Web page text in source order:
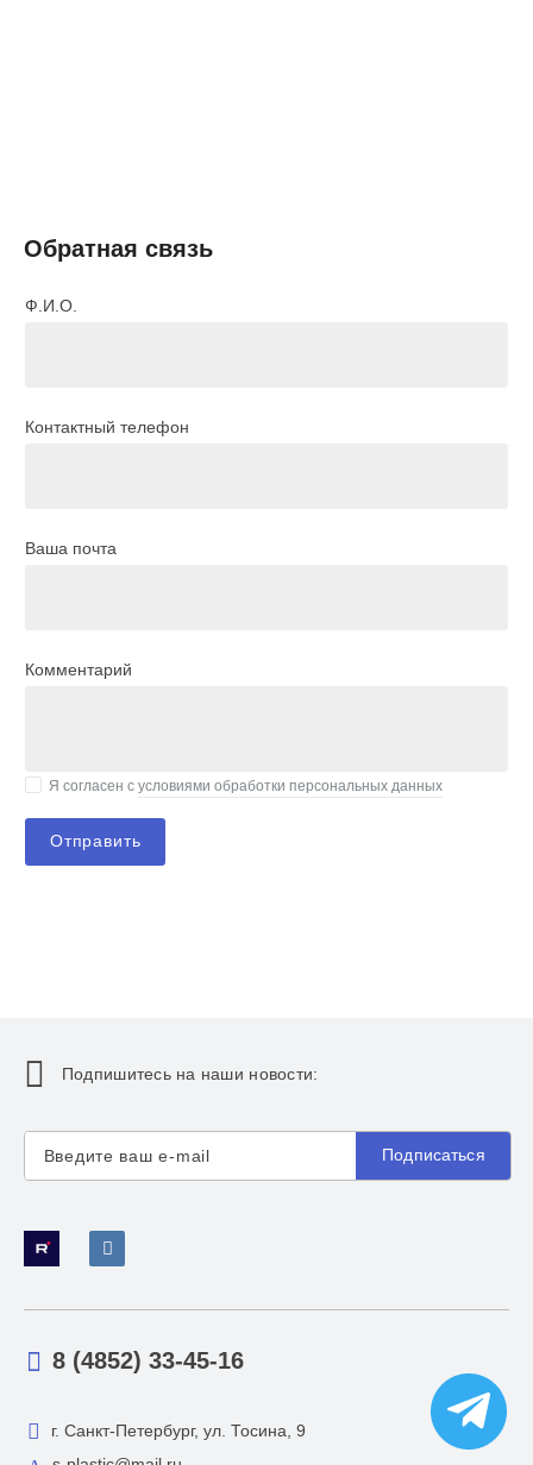
Обратная связь
Ф.И.О.
Контактный телефон
Ваша почта
Комментарий
Я согласен сусловиями обработки персональных данных
Отправить
Подпишитесь на наши новости:
Подписаться
8 (4852) 33-45-16
г. Санкт-Петербург, ул. Тосина, 9